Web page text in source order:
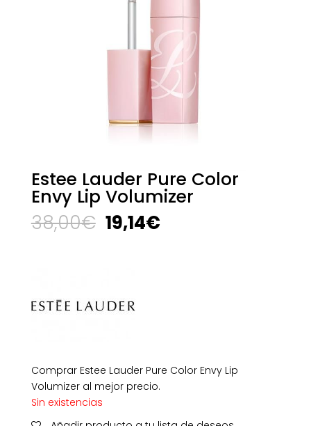
Estee Lauder Pure Color
Envy Lip Volumizer
38,00€ El
precio
19,14€El
Comprar Estee Lauder Pure Color Envy Lip
Volumizer al mejor precio.
Sin existencias